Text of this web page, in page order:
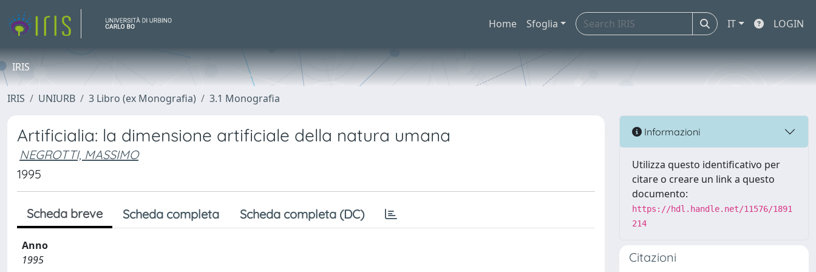
Home Sfoglia IT LOGIN
IRIS
IRIS UNIURB 3 Libro (ex Monografia) 3.1 Monografia
Artificialia: la dimensione artificiale della natura umana
NEGROTTI, MASSIMO
1995
Scheda breve Scheda completa Scheda completa (DC)
Anno
1995
Informazioni
Utilizza questo identificativo per
citare o creare un link a questo
documento:
https://hdl.handle.net/11576/1891
214
Citazioni